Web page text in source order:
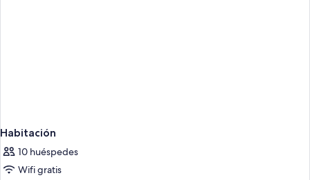
Habitación
10 huéspedes
Wifi gratis